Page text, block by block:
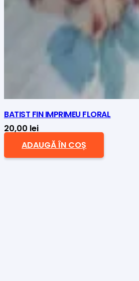
BATIST FIN IMPRIMEU FLORAL
20,00 lei
ADAUGĂ ÎN COȘ